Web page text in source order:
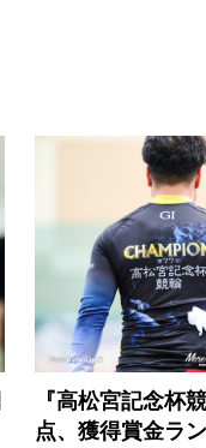
『高松宮記念杯
点、獲得賞金ラ